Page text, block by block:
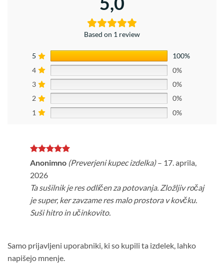
Based on 1 review
5
100%
4
0%
3
0%
2
0%
1
0%
Ocenjeno5
od 5
Anonimno (Preverjeni kupec izdelka) – 17. aprila,
2026
Ta sušilnik je res odličen za potovanja. Zložljiv ročaj
je super, ker zavzame res malo prostora v kovčku.
Suši hitro in učinkovito.
Samo prijavljeni uporabniki, ki so kupili ta izdelek, lahko
napišejo mnenje.